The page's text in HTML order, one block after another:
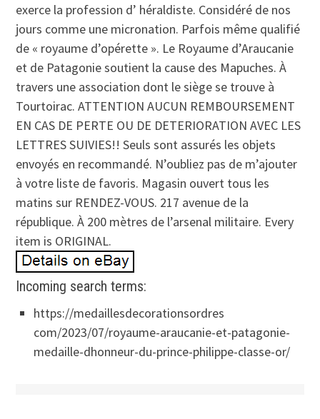
exerce la profession d’ héraldiste. Considéré de nos
jours comme une micronation. Parfois même qualifié
de « royaume d’opérette ». Le Royaume d’Araucanie
et de Patagonie soutient la cause des Mapuches. À
travers une association dont le siège se trouve à
Tourtoirac. ATTENTION AUCUN REMBOURSEMENT
EN CAS DE PERTE OU DE DETERIORATION AVEC LES
LETTRES SUIVIES!! Seuls sont assurés les objets
envoyés en recommandé. N’oubliez pas de m’ajouter
à votre liste de favoris. Magasin ouvert tous les
matins sur RENDEZ-VOUS. 217 avenue de la
république. À 200 mètres de l’arsenal militaire. Every
item is ORIGINAL.
Incoming search terms:
https://medaillesdecorationsordres
com/2023/07/royaume-araucanie-et-patagonie-
medaille-dhonneur-du-prince-philippe-classe-or/